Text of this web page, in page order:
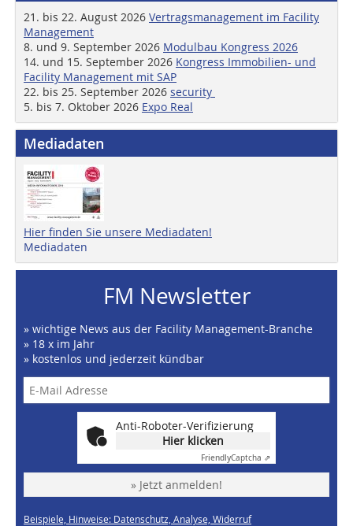
21. bis 22. August 2026 Vertragsmanagement im Facility
Management
8. und 9. September 2026 Modulbau Kongress 2026
14. und 15. September 2026 Kongress Immobilien- und
Facility Management mit SAP
22. bis 25. September 2026 security
5. bis 7. Oktober 2026 Expo Real
Mediadaten
Hier finden Sie unsere Mediadaten!
Mediadaten
FM Newsletter
» wichtige News aus der Facility Management-Branche
» 18 x im Jahr
» kostenlos und jederzeit kündbar
Anti-Roboter-Verifizierung
Hier klicken
FriendlyCaptcha ⇗
» Jetzt anmelden!
Beispiele, Hinweise: Datenschutz, Analyse, Widerruf